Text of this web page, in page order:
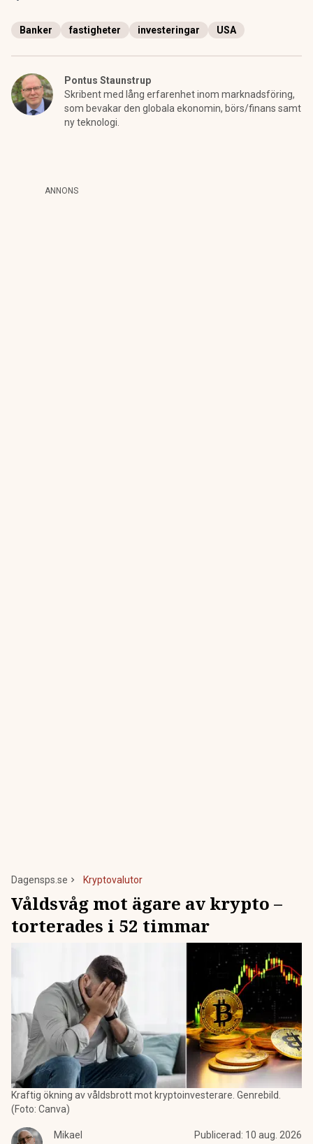
Banker fastigheter investeringar USA
Pontus Staunstrup
Skribent med lång erfarenhet inom marknadsföring,
som bevakar den globala ekonomin, börs/finans samt
ny teknologi.
ANNONS
Dagensps.se Kryptovalutor
Våldsvåg mot ägare av krypto –
torterades i 52 timmar
Kraftig ökning av våldsbrott mot kryptoinvesterare. Genrebild.
(Foto: Canva)
Mikael
Publicerad: 10 aug. 2026